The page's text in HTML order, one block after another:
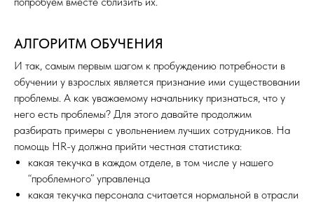
АЛГОРИТМ ОБУЧЕНИЯ
И так, самым первым шагом к пробуждению потребности в
обучении у взрослых является признание ими существовании
проблемы. А как уважаемому начальнику признаться, что у
него есть проблемы? Для этого давайте продолжим
разбирать примеры с увольнением лучших сотрудников. На
помощь HR-у должна прийти честная статистика:
какая текучка в каждом отделе, в том числе у нашего
“проблемного” управленца
какая текучка персонала считается нормальной в отрасли